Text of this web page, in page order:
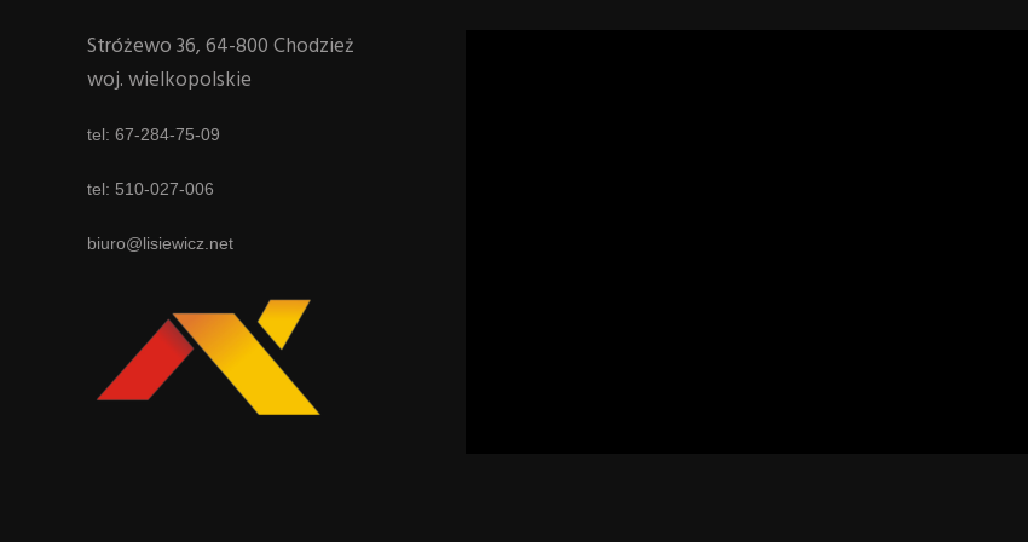
Stróżewo 36, 64-800 Chodzież
woj. wielkopolskie
tel: 67-284-75-09
tel: 510-027-006
biuro@lisiewicz.net